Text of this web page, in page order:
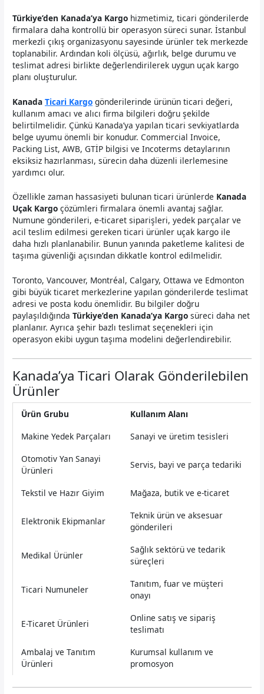
Türkiye’den Kanada’ya Kargo hizmetimiz, ticari gönderilerde
firmalara daha kontrollü bir operasyon süreci sunar. İstanbul
merkezli çıkış organizasyonu sayesinde ürünler tek merkezde
toplanabilir. Ardından koli ölçüsü, ağırlık, belge durumu ve
teslimat adresi birlikte değerlendirilerek uygun uçak kargo
planı oluşturulur.
KanadaTicari Kargo gönderilerinde ürünün ticari değeri,
kullanım amacı ve alıcı firma bilgileri doğru şekilde
belirtilmelidir. Çünkü Kanada’ya yapılan ticari sevkiyatlarda
belge uyumu önemli bir konudur. Commercial Invoice,
Packing List, AWB, GTİP bilgisi ve Incoterms detaylarının
eksiksiz hazırlanması, sürecin daha düzenli ilerlemesine
yardımcı olur.
Özellikle zaman hassasiyeti bulunan ticari ürünlerde Kanada
Uçak Kargo çözümleri firmalara önemli avantaj sağlar.
Numune gönderileri, e-ticaret siparişleri, yedek parçalar ve
acil teslim edilmesi gereken ticari ürünler uçak kargo ile
daha hızlı planlanabilir. Bunun yanında paketleme kalitesi de
taşıma güvenliği açısından dikkatle kontrol edilmelidir.
Toronto, Vancouver, Montréal, Calgary, Ottawa ve Edmonton
gibi büyük ticaret merkezlerine yapılan gönderilerde teslimat
adresi ve posta kodu önemlidir. Bu bilgiler doğru
paylaşıldığındaTürkiye’den Kanada’ya Kargo süreci daha net
planlanır. Ayrıca şehir bazlı teslimat seçenekleri için
operasyon ekibi uygun taşıma modelini değerlendirebilir.
Kanada’ya Ticari Olarak Gönderilebilen
Ürünler
Ürün Grubu
Kullanım Alanı
Makine Yedek Parçaları
Sanayi ve üretim tesisleri
Otomotiv Yan Sanayi
Ürünleri
Servis, bayi ve parça tedariki
Tekstil ve Hazır Giyim Mağaza, butik ve e-ticaret
Elektronik Ekipmanlar
Teknik ürün ve aksesuar
gönderileri
Medikal Ürünler
Sağlık sektörü ve tedarik
süreçleri
Ticari Numuneler
Tanıtım, fuar ve müşteri
onayı
E-Ticaret Ürünleri
Online satış ve sipariş
teslimatı
Ambalaj ve Tanıtım
Ürünleri
Kurumsal kullanım ve
promosyon